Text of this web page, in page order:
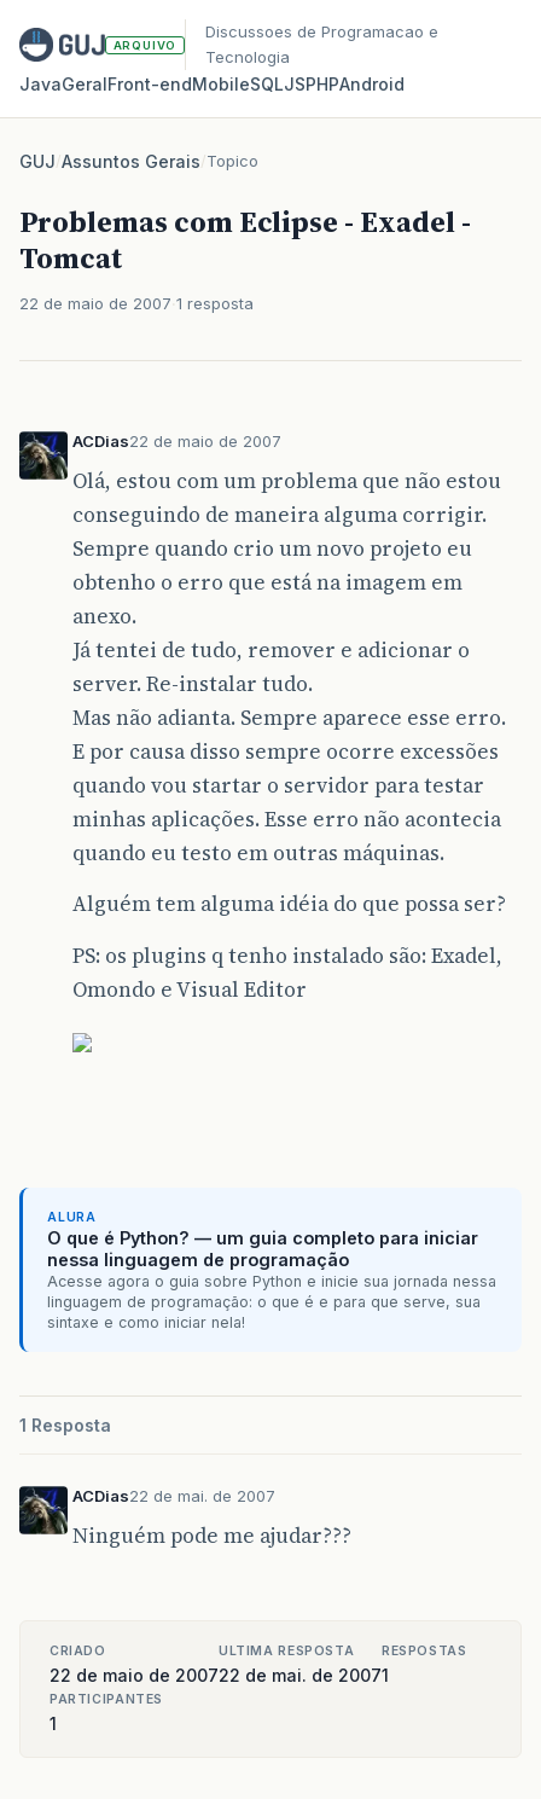
ARQUIVO
Discussoes de Programacao e
Tecnologia
JavaGeralFront‑endMobileSQLJSPHPAndroid
GUJ/Assuntos Gerais/Topico
Problemas com Eclipse - Exadel -
Tomcat
22 de maio de 2007 1 resposta
ACDias22 de maio de 2007
Olá, estou com um problema que não estou
conseguindo de maneira alguma corrigir.
Sempre quando crio um novo projeto eu
obtenho o erro que está na imagem em
anexo.
Já tentei de tudo, remover e adicionar o
server. Re-instalar tudo.
Mas não adianta. Sempre aparece esse erro.
E por causa disso sempre ocorre excessões
quando vou startar o servidor para testar
minhas aplicações. Esse erro não acontecia
quando eu testo em outras máquinas.
Alguém tem alguma idéia do que possa ser?
PS: os plugins q tenho instalado são: Exadel,
Omondo e Visual Editor
ALURA
O que é Python? — um guia completo para iniciar
nessa linguagem de programação
Acesse agora o guia sobre Python e inicie sua jornada nessa
linguagem de programação: o que é e para que serve, sua
sintaxe e como iniciar nela!
1 Resposta
ACDias22 de mai. de 2007
Ninguém pode me ajudar???
CRIADO
22 de maio de 2007
ULTIMA RESPOSTA
22 de mai. de 2007
RESPOSTAS
1
PARTICIPANTES
1